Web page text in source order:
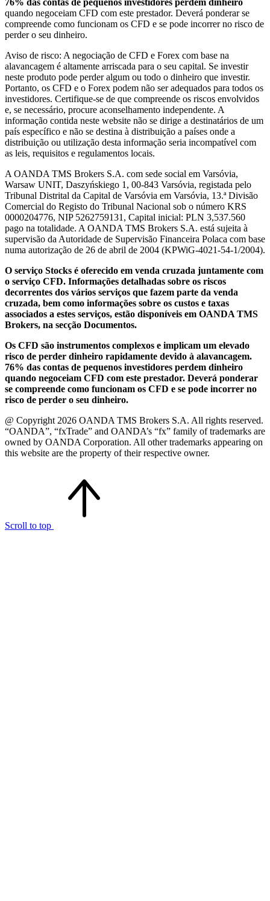
quando negoceiam CFD com este prestador. Deverá ponderar se
compreende como funcionam os CFD e se pode incorrer no risco de
perder o seu dinheiro.
Aviso de risco: A negociação de CFD e Forex com base na
alavancagem é altamente arriscada para o seu capital. Se investir
neste produto pode perder algum ou todo o dinheiro que investir.
Portanto, os CFD e o Forex podem não ser adequados para todos os
investidores. Certifique-se de que compreende os riscos envolvidos
e, se necessário, procure aconselhamento independente. A
informação contida neste website não se dirige a destinatários de um
país específico e não se destina à distribuição a países onde a
distribuição ou utilização desta informação seria incompatível com
as leis, requisitos e regulamentos locais.
A OANDA TMS Brokers S.A. com sede social em Varsóvia,
Warsaw UNIT, Daszyńskiego 1, 00-843 Varsóvia, registada pelo
Tribunal Distrital da Capital de Varsóvia em Varsóvia, 13.ª Divisão
Comercial do Registo do Tribunal Nacional sob o número KRS
0000204776, NIP 5262759131, Capital inicial: PLN 3,537.560
pago na totalidade. A OANDA TMS Brokers S.A. está sujeita à
supervisão da Autoridade de Supervisão Financeira Polaca com base
numa autorização de 26 de abril de 2004 (KPWiG-4021-54-1/2004).
O serviço Stocks é oferecido em venda cruzada juntamente com
o serviço CFD. Informações detalhadas sobre os riscos
decorrentes dos vários serviços que fazem parte da venda
cruzada, bem como informações sobre os custos e taxas
associados a estes serviços, estão disponíveis em OANDA TMS
Brokers, na secção Documentos.
Os CFD são instrumentos complexos e implicam um elevado
risco de perder dinheiro rapidamente devido à alavancagem.
76% das contas de pequenos investidores perdem dinheiro
quando negoceiam CFD com este prestador. Deverá ponderar
se compreende como funcionam os CFD e se pode incorrer no
risco de perder o seu dinheiro.
@ Copyright 2026 OANDA TMS Brokers S.A. All rights reserved.
“OANDA”, “fxTrade” and OANDA’s “fx” family of trademarks are
owned by OANDA Corporation. All other trademarks appearing on
this website are the property of their respective owner.
Scroll to top